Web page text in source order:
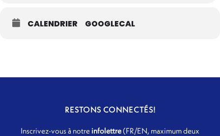
CALENDRIER GOOGLECAL
RESTONS CONNECTÉS!
Inscrivez-vous à notre infolettre(FR/EN, maximum deux